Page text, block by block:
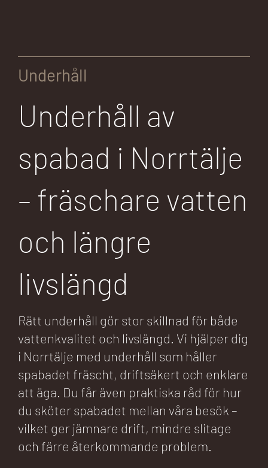
Underhåll
Underhåll av
spabad i Norrtälje
– fräschare vatten
och längre
livslängd
Rätt underhåll gör stor skillnad för både
vattenkvalitet och livslängd. Vi hjälper dig
i Norrtälje med underhåll som håller
spabadet fräscht, driftsäkert och enklare
att äga. Du får även praktiska råd för hur
du sköter spabadet mellan våra besök –
vilket ger jämnare drift, mindre slitage
och färre återkommande problem.